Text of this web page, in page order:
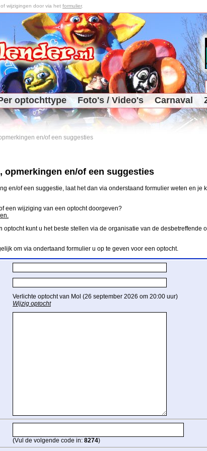
wijzigingen door via het formulier.
optochttype Foto's / Video's Carnaval
en/of een suggesties
opmerkingen en/of een suggesties
en/of een suggestie, laat het dan via onderstaand formulier weten en je
een wijziging van een optocht doorgeven?
optocht kunt u het beste stellen via de organisatie van de desbetreffende
om via ondertaand formulier u op te geven voor een optocht.
Verlichte optocht van Mol (26 september 2026 om 20:00 uur)
Wijzig optocht
(Vul de volgende code in: 8274)